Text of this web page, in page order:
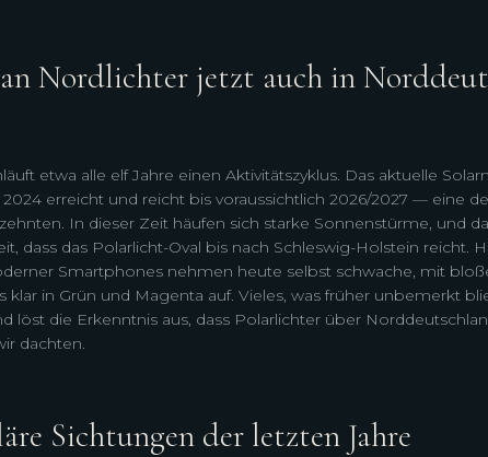
Nordlichter jetzt auch in
etwa alle elf Jahre einen Aktivitätszyklus. Das aktuelle
2024 erreicht und reicht bis voraussichtlich 2026/2027 — eine
In dieser Zeit häufen sich starke Sonnenstürme, und
dass das Polarlicht-Oval bis nach Schleswig-Holstein reicht.
Smartphones nehmen heute selbst schwache, mit
klar in Grün und Magenta auf. Vieles, was früher unbemerkt
löst die Erkenntnis aus, dass Polarlichter über
dachten.
Sichtungen der letzten Jahre